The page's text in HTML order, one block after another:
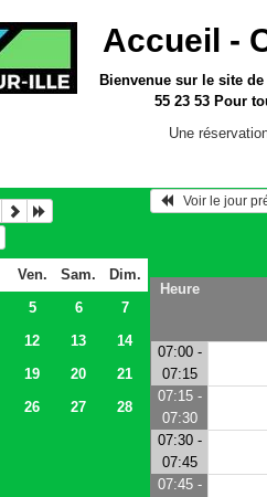
Accueil -
Bienvenue sur le site
55 23 53 Pour
Une
Ven. Sam.
Dim.
5 6
7
12 13
14
19 20
21
26 27
28
Voir le jour
Heure
07:00 -
07:15
07:15 -
07:30
07:30 -
07:45
07:45 -